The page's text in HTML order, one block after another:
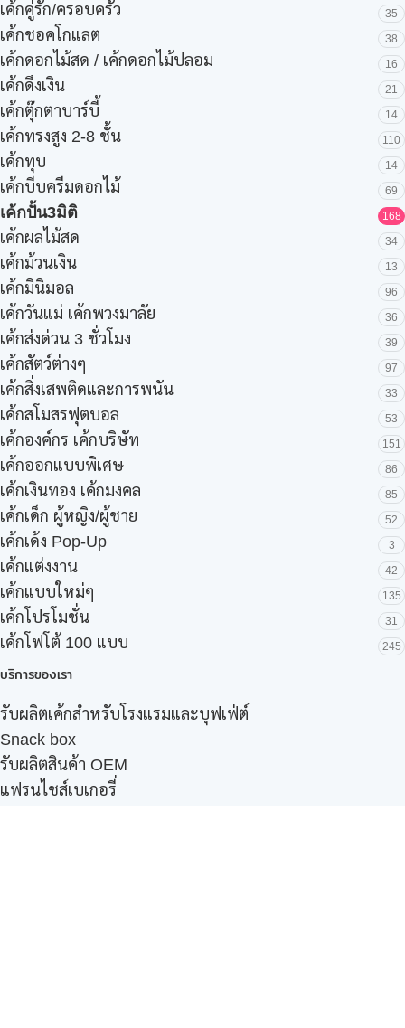
เค้กคู่รัก/ครอบครัว 35
เค้กชอคโกแลต 38
เค้กดอกไม้สด / เค้กดอกไม้ปลอม 16
เค้กดึงเงิน 21
เค้กตุ๊กตาบาร์บี้ 14
เค้กทรงสูง 2-8 ชั้น 110
เค้กทุบ 14
เค้กบีบครีมดอกไม้ 69
เค้กปั้น3มิติ 168
เค้กผลไม้สด 34
เค้กม้วนเงิน 13
เค้กมินิมอล 96
เค้กวันแม่ เค้กพวงมาลัย 36
เค้กส่งด่วน 3 ชั่วโมง 39
เค้กสัตว์ต่างๆ 97
เค้กสิ่งเสพติดและการพนัน 33
เค้กสโมสรฟุตบอล 53
เค้กองค์กร เค้กบริษัท 151
เค้กออกแบบพิเศษ 86
เค้กเงินทอง เค้กมงคล 85
เค้กเด็ก ผู้หญิง/ผู้ชาย 52
เค้กเด้ง Pop-Up 3
เค้กแต่งงาน 42
เค้กแบบใหม่ๆ 135
เค้กโปรโมชั่น 31
เค้กโฟโต้ 100 แบบ 245
บริการของเรา
รับผลิตเค้กสำหรับโรงแรมและบุฟเฟ่ต์
Snack box
รับผลิตสินค้า OEM
แฟรนไชส์เบเกอรี่